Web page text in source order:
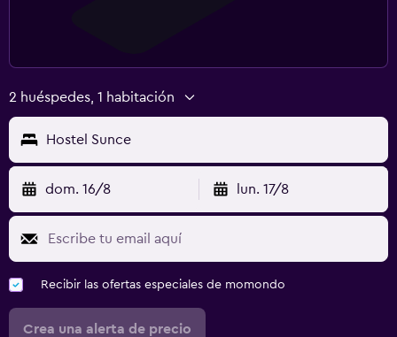
2 huéspedes, 1 habitación
Hostel Sunce
dom. 16/8 lun. 17/8
Recibir las ofertas especiales de momondo
Crea una alerta de precio